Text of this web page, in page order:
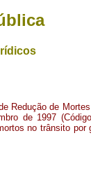
Redução de
de 1997
no trânsito